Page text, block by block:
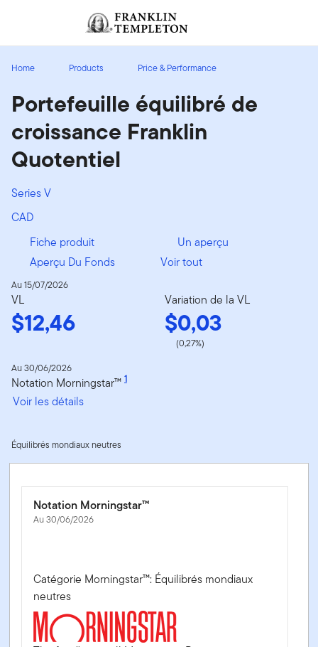
Header menu toggle
Ouverture de session
Home Products Price & Performance
Portefeuille équilibré de
croissance Franklin
Quotentiel
Series V
CAD
Fiche produit
Un aperçu
Aperçu Du Fonds
Voir tout
Au 15/07/2026
VL
$12,46
Variation de la VL
$0,03
(0,27%)
Au 30/06/2026
Notation Morningstar™ 1
Voir les détails
Équilibrés mondiaux neutres
Notation Morningstar™
Au 30/06/2026
Catégorie Morningstar™: Équilibrés mondiaux
neutres